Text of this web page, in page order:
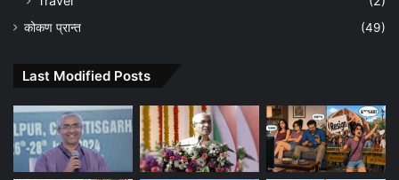
कोकण प्रान्त (49)
Last Modified Posts